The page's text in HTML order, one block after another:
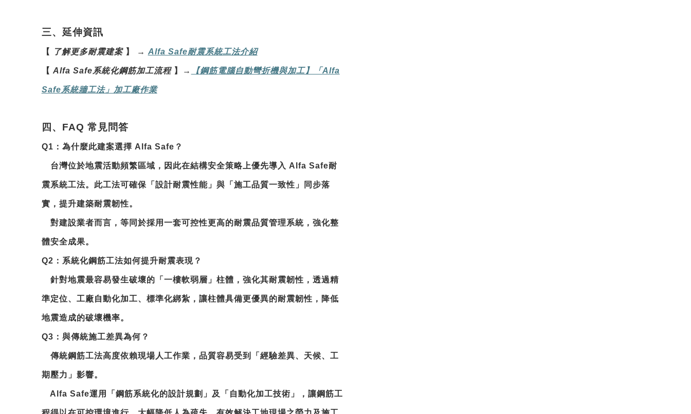
三、延伸資訊
【 了解更多耐震建案 】 → Alfa Safe耐震系統工法介紹
【 Alfa Safe系統化鋼筋加工流程 】 → 【鋼筋電腦自動彎折機與加工】「Alfa
Safe系統牆工法」加工廠作業
四、FAQ 常見問答
Q1 ： 為什麼此建案選擇 Alfa Safe？
台灣位於地震活動頻繁區域，因此在結構安全策略上優先導入 Alfa Safe耐
震系統工法。此工法可確保「設計耐震性能」與「施工品質一致性」同步落
實，提升建築耐震韌性。
對建設業者而言，等同於採用一套可控性更高的耐震品質管理系統，強化整
體安全成果。
Q2 ：系統化鋼筋工法如何提升耐震表現？
針對地震最容易發生破壞的「一樓軟弱層」柱體，強化其耐震韌性，透過精
準定位、工廠自動化加工、標準化綁紮，讓柱體具備更優異的耐震韌性 ，降低
地震造成的破壞機率。
Q3 ：與傳統施工差異為何？
傳統鋼筋工法高度依賴現場人工作業，品質容易受到「經驗差異、天候、工
期壓力」影響。
Alfa Safe運用「鋼筋系統化的設計規劃」及「自動化加工技術」，讓鋼筋工